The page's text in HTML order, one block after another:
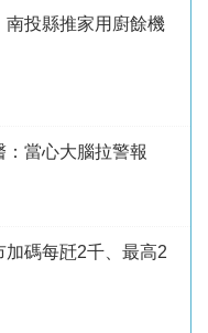
投縣推家用廚餘機
當心大腦拉警報
碼每瓩2千、最高2